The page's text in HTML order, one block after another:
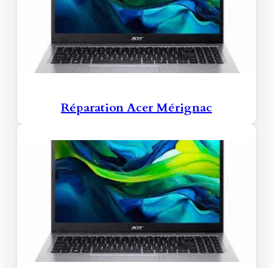
Réparation Acer Mérignac